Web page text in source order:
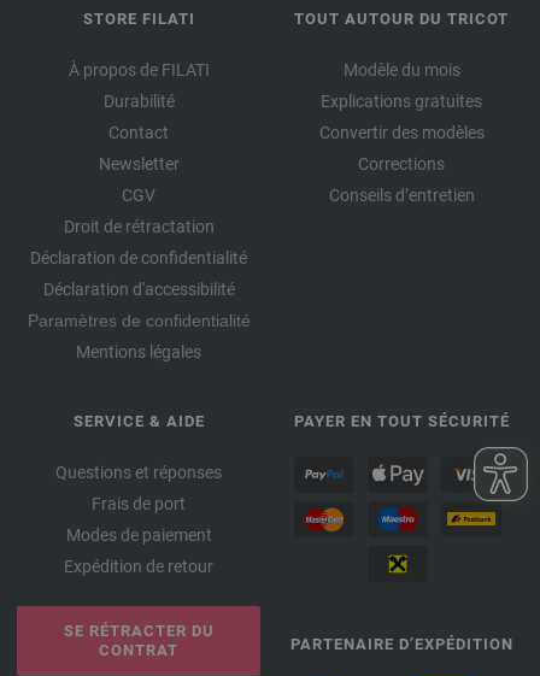
STORE FILATI
À propos de FILATI
Durabilité
Contact
Newsletter
CGV
Droit de rétractation
Déclaration de confidentialité
Déclaration d'accessibilité
Paramètres de confidentialité
Mentions légales
TOUT AUTOUR DU TRICOT
Modèle du mois
Explications gratuites
Convertir des modèles
Corrections
Conseils d’entretien
SERVICE & AIDE
Questions et réponses
Frais de port
Modes de paiement
Expédition de retour
SE RÉTRACTER DU
CONTRAT
PAYER EN TOUT SÉCURITÉ
PARTENAIRE D’EXPÉDITION